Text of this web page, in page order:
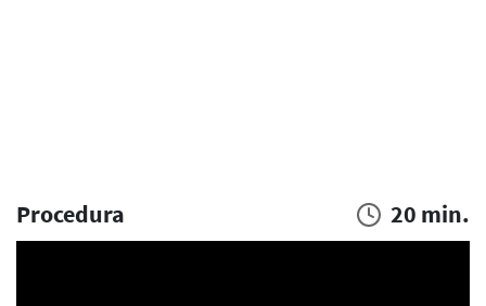
Procedura 20 min.